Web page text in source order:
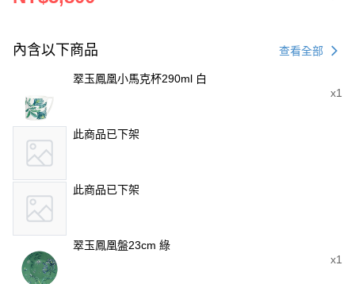
內含以下商品 查看全部
翠玉鳳凰小馬克杯290ml 白
x1
此商品已下架
此商品已下架
翠玉鳳凰盤23cm 綠
x1